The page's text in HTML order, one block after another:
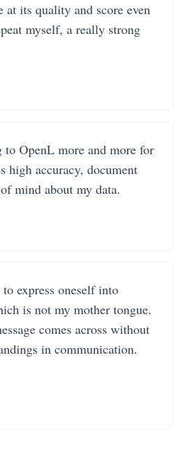
at its quality and score even
myself, a really strong
OpenL more and more for
high accuracy, document
mind about my data.
express oneself into
is not my mother tongue.
comes across without
in communication.